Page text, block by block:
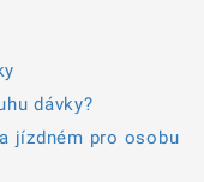
dávky?
jízdném pro osobu